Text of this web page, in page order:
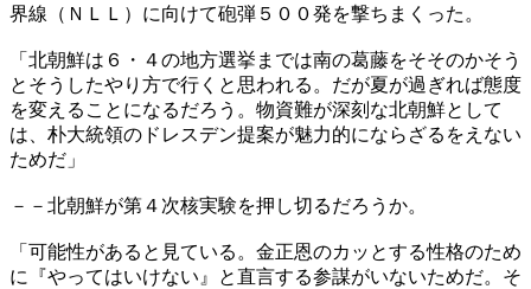
界線（ＮＬＬ）に向けて砲弾５００発を撃ちまくった。
「北朝鮮は６・４の地方選挙までは南の葛藤をそそのかそう
とそうしたやり方で行くと思われる。だが夏が過ぎれば態度
を変えることになるだろう。物資難が深刻な北朝鮮として
は、朴大統領のドレスデン提案が魅力的にならざるをえない
ためだ」
－－北朝鮮が第４次核実験を押し切るだろうか。
「可能性があると見ている。金正恩のカッとする性格のため
に『やってはいけない』と直言する参謀がいないためだ。そ